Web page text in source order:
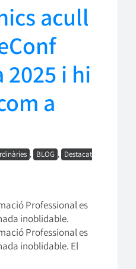
acull
2025 i hi
a
, BLOG , Destacat
Professional es
inoblidable.
Professional es
inoblidable. El